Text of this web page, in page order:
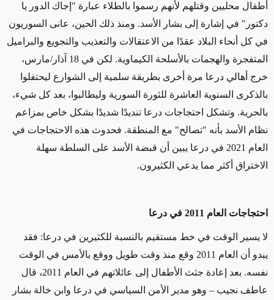
أطفال محليين وقتلهم لأنهم رسموا بالطلاء عبارة "إجاك الدور يا
دكتور" في إشارة إلى بشار الأسد. ومنذ ذلك الحين، عانى السوريون
في كل أنحاء البلاد عقدًا من الاعتقالات والتعذيب والتجويع والبراميل
المتفجرة والهجمات بالأسلحة الكيماوية. لكن في 18 آذار/مارس،
خرج أهالي درعا مرة أخرى بطريقة سلمية إلى الشوارع ليحتفلوا
بالذكرى السنوية العاشرة للثورة السورية وليطالبوا، بعد كل شيء،
بالحرية. وتشكل احتجاجات درعا تنديدًا شديدًا بشكل خاص بمزاعم
نظام الأسد بأنه "تصالح" مع المنطقة. فحدوث هذه الاحتجاجات في
العام 2021 في درعا يبين أن قبضة الأسد على السلطة سهلة
الاختراق أكثر مما يدعي الكثيرون.
احتجاجات العام 2011 في درعا
لا يسير الوقت في خط مستقيم بالنسبة للكثيرين في درعا: فقد
يبدو أن العام 2011 وقع منذ وقت طويل ووقع بالأمس في الوقت
نفسه. بعد إعادة جثث الأطفال إلى عائلاتهم في العام 2011، قال
عاطف نجيب – وهو مدير الأمن السياسي في درعا وابن خالة بشار